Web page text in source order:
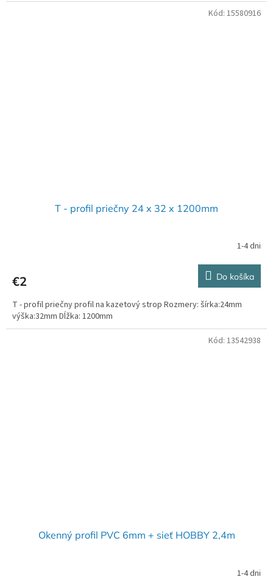
T - profil priečny 24 x 32 x 1200mm
1-4 dni
€2 Do košíka
T - profil priečny profil na kazetový strop Rozmery: šírka:24mm
výška:32mm Dĺžka: 1200mm
Kód: 15580916
Okenný profil PVC 6mm + sieť HOBBY 2,4m
1-4 dni
Kód: 13542938